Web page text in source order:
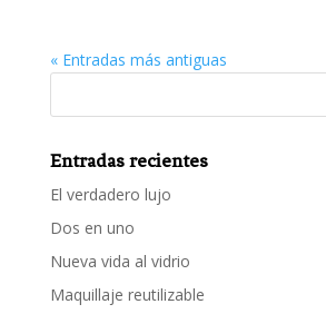
« Entradas más antiguas
Entradas recientes
El verdadero lujo
Dos en uno
Nueva vida al vidrio
Maquillaje reutilizable